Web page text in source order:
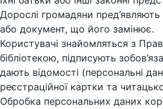
Дорослі громадяни пред’являють
або документ, що його замінює.
Користувачі знайомляться з
бібліотекою, підписують
дають відомості (персональні
реєстраційної картки та
Обробка персональних даних